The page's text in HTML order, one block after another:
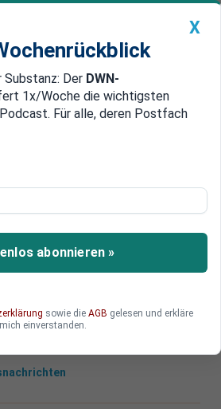
DWN: Geldanlage Premium
DWN-Magazin China
Januar
Allianz mit
R3
Zahlungsnetzwerk SWIFT
X
Substanz: Der DWN-
1x/Woche die wichtigsten
Für alle, deren Postfach
abonnieren »
sowie die AGB gelesen und erkläre
mich einverstanden.